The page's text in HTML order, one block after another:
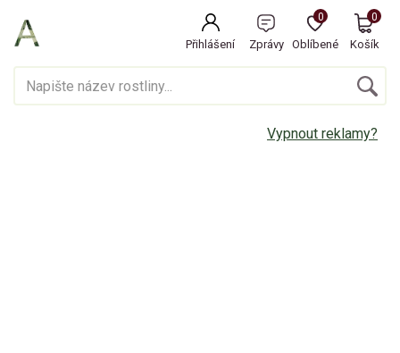
Přihlášení Zprávy Oblíbené
0
Košík
0
Vypnout reklamy?